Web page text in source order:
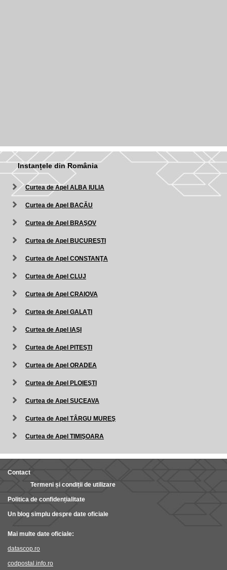
Instanțele din România
Curtea de Apel ALBA IULIA
Curtea de Apel BACĂU
Curtea de Apel BRAŞOV
Curtea de Apel BUCUREŞTI
Curtea de Apel CONSTANŢA
Curtea de Apel CLUJ
Curtea de Apel CRAIOVA
Curtea de Apel GALAŢI
Curtea de Apel IAŞI
Curtea de Apel PITEŞTI
Curtea de Apel ORADEA
Curtea de Apel PLOIEŞTI
Curtea de Apel SUCEAVA
Curtea de Apel TÂRGU MUREŞ
Curtea de Apel TIMIŞOARA
Contact
Termeni și condiții de utilizare
Politica de confidențialitate
Un blog simplu despre date oficiale
Mai multe date oficiale:
datascop.ro
codpostal.info.ro